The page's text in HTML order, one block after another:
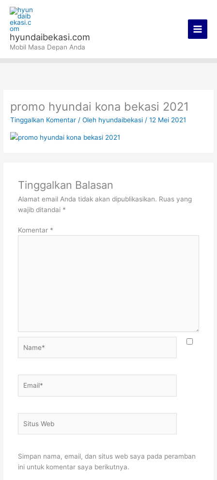
konten
hyundaibekasi.com
Mobil Masa Depan Anda
promo hyundai kona bekasi 2021
Tinggalkan Komentar / Oleh hyundaibekasi/12 Mei 2021
Tinggalkan Balasan
Alamat email Anda tidak akan dipublikasikan. Ruas yang
wajib ditandai *
Komentar *
Web
Simpan nama, email, dan situs web saya pada peramban
ini untuk komentar saya berikutnya.